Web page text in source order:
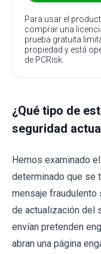
Para usar el
comprar una
prueba gratuita
propiedad y está
de PCRisk.
¿Qué tipo de
seguridad
Hemos examinado
determinado que se
mensaje fraudulento
de actualización del
envían pretenden
abran una página